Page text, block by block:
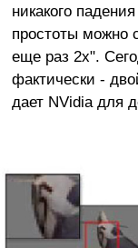
никакого
простоты можно
еще раз 2x".
фактически -
дает NVidia для